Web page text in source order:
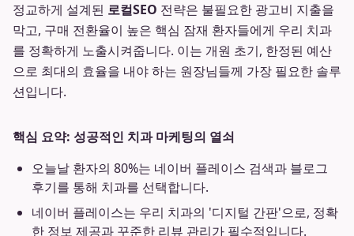
정교하게 설계된 로컬SEO 전략은 불필요한 광고비 지출을
막고, 구매 전환율이 높은 핵심 잠재 환자들에게 우리 치과
를 정확하게 노출시켜줍니다. 이는 개원 초기, 한정된 예산
으로 최대의 효율을 내야 하는 원장님들께 가장 필요한 솔루
션입니다.
핵심 요약: 성공적인 치과 마케팅의 열쇠
오늘날 환자의 80%는 네이버 플레이스 검색과 블로그
후기를 통해 치과를 선택합니다.
네이버 플레이스는 우리 치과의 '디지털 간판'으로, 정확
한 정보 제공과 꾸준한 리뷰 관리가 필수적입니다.